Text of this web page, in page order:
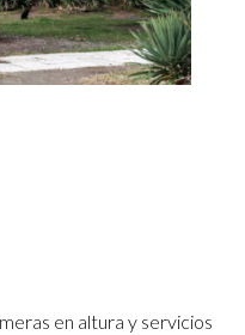
en altura y servicios